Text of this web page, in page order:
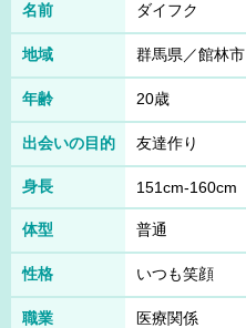
名前 ダイフク
地域 群馬県／館林市
年齢 20歳
出会いの目的 友達作り
身長 151cm-160cm
体型 普通
性格 いつも笑顔
職業 医療関係